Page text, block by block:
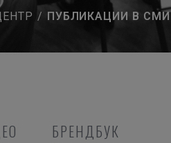
/ ПУБЛИКАЦИИ В СМИ
БРЕНДБУК